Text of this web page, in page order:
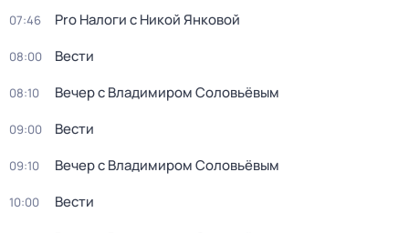
07:46 Pro Налоги с Никой Янковой
08:00 Вести
08:10 Вечер с Владимиром Соловьёвым
09:00 Вести
09:10 Вечер с Владимиром Соловьёвым
10:00 Вести